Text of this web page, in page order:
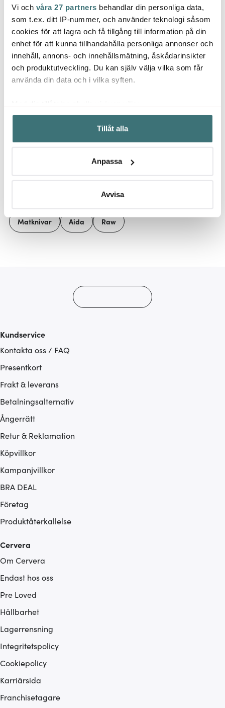
Vi och våra 27 partners behandlar din personliga data,
som t.ex. ditt IP-nummer, och använder teknologi såsom
cookies för att lagra och få tillgång till information på din
enhet för att kunna tillhandahålla personliga annonser och
innehåll, annons- och innehållsmätning, åskådarinsikter
och produktutveckling. Du kan själv välja vilka som får
använda din data och i vilka syften.
Samla in information om din geografiska plats som
kan ha en noggrannhet på upp till flera meter
Identifiera din enhet genom att aktivt skanna den för
Ta reda på mer om hur dina personliga uppgifter
Du kan ändra eller dra tillbaka ditt samtycke när som
Vi använder cookies för att innehållet och annonserna
Tillåt alla
Anpassa
Avvisa
Aida
RAW Gaffel 4-pack
Rostfritt stål
129 kr 199 kr
I lager
Aida
Atelier såsslev 18 cm
polerad
59 kr 99 kr
I lager
cm
41 kr
Låt dig inspireras av våra kunder
Matknivar Aida Raw
Kundservice
Kontakta oss / FAQ
Presentkort
Frakt & leverans
Betalningsalternativ
Ångerrätt
Retur & Reklamation
Köpvillkor
Kampanjvillkor
BRA DEAL
Företag
Produktåterkallelse
Cervera
Om Cervera
Endast hos oss
Pre Loved
Hållbarhet
Lagerrensning
Integritetspolicy
Cookiepolicy
Karriärsida
Franchisetagare